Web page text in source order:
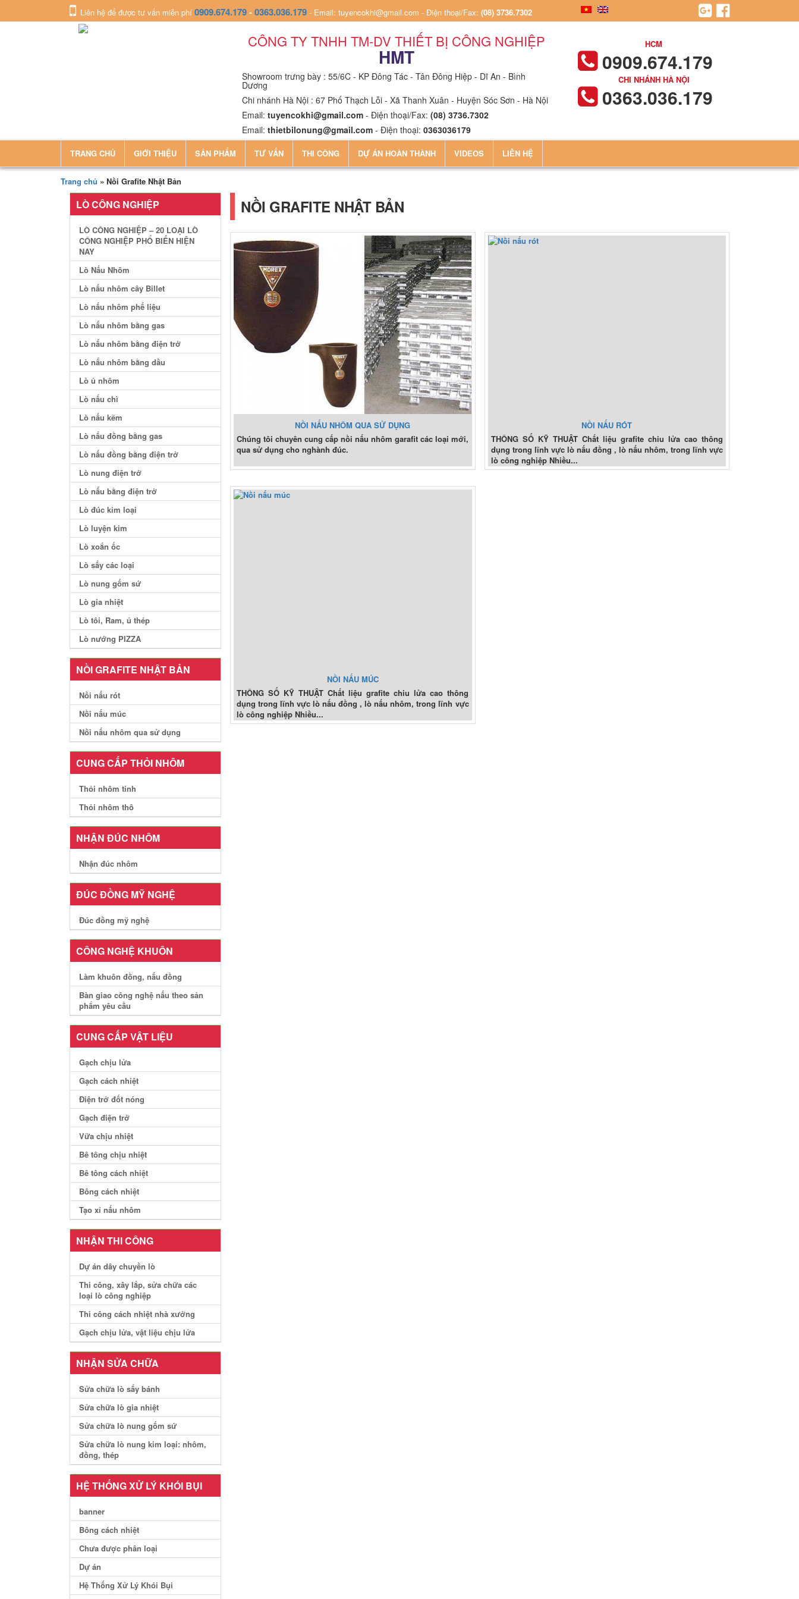
Liên hệ để được tư vấn miễn phí 0909.674.179-0363.036.179 - Email: tuyencokhi@gmail.com - Điện thoại/Fax: (08) 3736.7302
CÔNG TY TNHH TM-DV THIẾT BỊ CÔNG NGHIỆP
HMT
Showroom trưng bày : 55/6C - KP Đông Tác - Tân Đông Hiệp - Dĩ An - Bình
Dương
Chi nhánh Hà Nội : 67 Phố Thạch Lỗi - Xã Thanh Xuân - Huyện Sóc Sơn - Hà Nội
Email: tuyencokhi@gmail.com- Điện thoại/Fax: (08) 3736.7302
Email: thietbilonung@gmail.com- Điện thoại: 0363036179
HCM
0909.674.179
CHI NHÁNH HÀ NỘI
0363.036.179
TRANG CHỦ GIỚI THIỆU SẢN PHẨM TƯ VẤN THI CÔNG DỰ ÁN HOÀN THÀNH VIDEOS LIÊN HỆ
Trang chủ » Nồi Grafite Nhật Bản
LÒ CÔNG NGHIỆP
LÒ CÔNG NGHIỆP – 20 LOẠI LÒ
CÔNG NGHIỆP PHỔ BIẾN HIỆN
NAY
Lò Nấu Nhôm
Lò nấu nhôm cây Billet
Lò nấu nhôm phế liệu
Lò nấu nhôm bằng gas
Lò nấu nhôm bằng điện trở
Lò nấu nhôm bằng dầu
Lò ủ nhôm
Lò nấu chì
Lò nấu kẽm
Lò nấu đồng bằng gas
Lò nấu đồng bằng điện trở
Lò nung điện trở
Lò nấu bằng điện trở
Lò đúc kim loại
Lò luyện kim
Lò xoắn ốc
Lò sấy các loại
Lò nung gốm sứ
Lò gia nhiệt
Lò tôi, Ram, ủ thép
Lò nướng PIZZA
NỒI GRAFITE NHẬT BẢN
Nồi nấu rót
Nồi nấu múc
Nồi nấu nhôm qua sử dụng
CUNG CẤP THỎI NHÔM
Thỏi nhôm tinh
Thỏi nhôm thô
NHẬN ĐÚC NHÔM
Nhận đúc nhôm
ĐÚC ĐỒNG MỸ NGHỆ
Đúc đồng mỹ nghệ
CÔNG NGHỆ KHUÔN
Làm khuôn đồng, nấu đồng
Bàn giao công nghệ nấu theo sản
phẩm yêu cầu
CUNG CẤP VẬT LIỆU
Gạch chịu lửa
Gạch cách nhiệt
Điện trở đốt nóng
Gạch điện trở
Vữa chịu nhiệt
Bê tông chịu nhiệt
Bê tông cách nhiệt
Bông cách nhiệt
Tạo xỉ nấu nhôm
NHẬN THI CÔNG
Dự án dây chuyền lò
Thi công, xây lắp, sửa chữa các
loại lò công nghiệp
Thi công cách nhiệt nhà xưởng
Gạch chịu lửa, vật liệu chịu lửa
NHẬN SỬA CHỮA
Sửa chữa lò sấy bánh
Sửa chữa lò gia nhiệt
Sửa chữa lò nung gốm sứ
Sửa chữa lò nung kim loại: nhôm,
đồng, thép
HỆ THỐNG XỬ LÝ KHÓI BỤI
banner
Bông cách nhiệt
Chưa được phân loại
Dự án
Hệ Thống Xử Lý Khói Bụi
NỒI GRAFITE NHẬT BẢN
NỒI NẤU NHÔM QUA SỬ DỤNG
Chúng tôi chuyên cung cấp nồi nấu nhôm garafit các loại mới,
qua sử dụng cho nghành đúc.
NỒI NẤU RÓT
THÔNG SỐ KỸ THUẬT Chất liệu grafite chiu lửa cao thông
dụng trong lĩnh vực lò nấu đồng , lò nấu nhôm, trong lĩnh vực
lò công nghiệp Nhiều...
NỒI NẤU MÚC
THÔNG SỐ KỸ THUẬT Chất liệu grafite chiu lửa cao thông
dụng trong lĩnh vực lò nấu đồng , lò nấu nhôm, trong lĩnh vực
lò công nghiệp Nhiều...